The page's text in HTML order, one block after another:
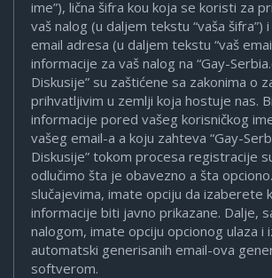
ime”), lična šifra kou koja se koristi za
vaš nalog (u daljem tekstu “vaša šifra”)
email adresa (u daljem tekstu “vaš
informacije za vaš nalog na “Gay-
Diskusije” su zaštićene sa zakonima o
prihvatljivim u zemlji koja hostuje nas.
informacije pored vašeg korisničkog
vašeg email-a a koju zahteva “Gay-
Diskusije” tokom procesa registracije
odlučimo šta je obavezno a šta
slučajevima, imate opciju da izaberete
informacije biti javno prikazane. Dalje,
nalogom, imate opciju opcionog ulaza i
automatski generisanih email-ova
softverom.